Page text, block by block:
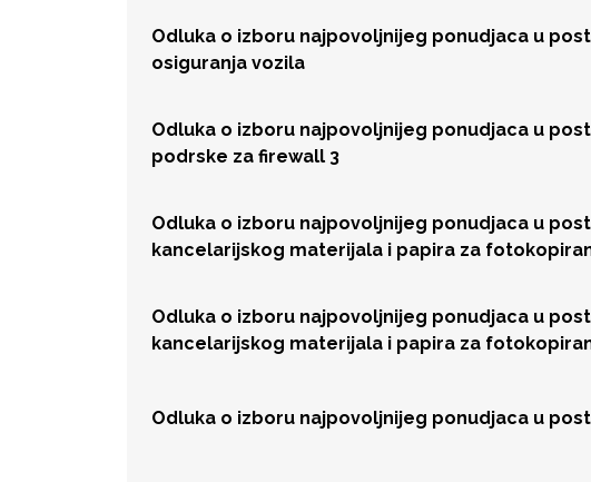
Odluka o izboru najpovoljnijeg ponudjaca u
osiguranja vozila
Odluka o izboru najpovoljnijeg ponudjaca u
podrske za firewall 3
Odluka o izboru najpovoljnijeg ponudjaca u
kancelarijskog materijala i papira za
Odluka o izboru najpovoljnijeg ponudjaca u
kancelarijskog materijala i papira za
Odluka o izboru najpovoljnijeg ponudjaca u